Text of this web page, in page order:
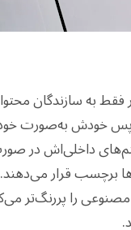
به سازندگان
خودش به‌صورت
داخلی‌اش در
برچسب قرار می‌دهند.
را پررنگ‌تر می‌کند